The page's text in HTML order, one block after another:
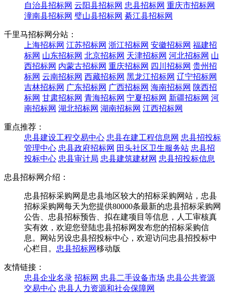
自治县招标网 云阳县招标网 忠县招标网 重庆市招标网
潼南县招标网 璧山县招标网 綦江县招标网
千里马招标网分站：
上海招标网 江苏招标网 浙江招标网 安徽招标网 福建招
标网 山东招标网 北京招标网 天津招标网 河北招标网 山
西招标网 内蒙古招标网 重庆招标网 四川招标网 贵州招
标网 云南招标网 西藏招标网 黑龙江招标网 辽宁招标网
吉林招标网 广东招标网 广西招标网 海南招标网 陕西招
标网 甘肃招标网 青海招标网 宁夏招标网 新疆招标网 河
南招标网 湖北招标网 湖南招标网 江西招标网
重点推荐：
忠县建设工程交易中心 忠县在建工程信息网 忠县招投标
管理中心 忠县政府招标网 田头社区卫生服务站 忠县招
投标中心 忠县审计局 忠县建筑建材网 忠县招投标信息
忠县招标网介绍：
忠县招标采购网是忠县地区较大的招标采购网站，忠县
招标采购网每天为您提供80000条最新的忠县招标采购网
公告、忠县招标预告、拟在建项目等信息，人工审核真
实有效，欢迎您登陆忠县招标网发布您的招标采购信
息。网站另设忠县招投标中心，欢迎访问忠县招投标中
心栏目。 忠县招标网移动版
友情链接：
忠县企业名录 招标网 忠县二手设备市场 忠县公共资源
交易中心 忠县人力资源和社会保障网